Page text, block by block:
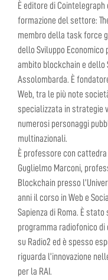
È editore di
formazione del settore:
membro della task force
dello Sviluppo
ambito blockchain e dello
Assolombarda. È
Web, tra le più note
specializzata in strategie
numerosi personaggi
multinazionali.
È professore con
Guglielmo Marconi,
Blockchain presso
anni il corso in Web e
Sapienza di Roma. È stato
programma radiofonico di
su Radio2 ed è spesso
riguarda l’innovazione
per la RAI.